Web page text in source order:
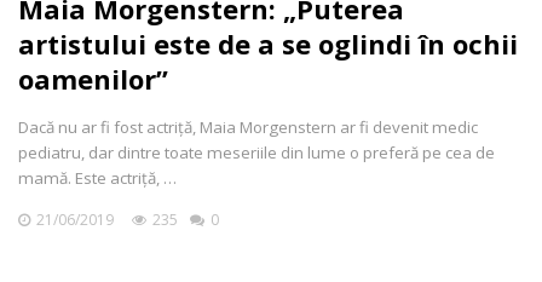
Maia Morgenstern: „Puterea
artistului este de a se oglindi în ochii
oamenilor”
Dacă nu ar fi fost actriță, Maia Morgenstern ar fi devenit medic
pediatru, dar dintre toate meseriile din lume o preferă pe cea de
mamă. Este actriță, …
21/06/2019 235 0